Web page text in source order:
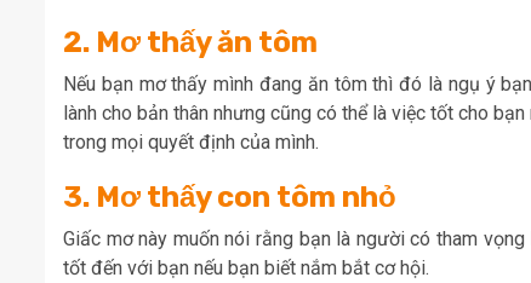
2. Mơ thấy ăn tôm
Nếu bạn mơ thấy mình đang ăn tôm thì đó là ngụ ý
lành cho bản thân nhưng cũng có thể là việc tốt cho
trong mọi quyết định của mình.
3. Mơ thấy con tôm nhỏ
Giấc mơ này muốn nói rằng bạn là người có tham
tốt đến với bạn nếu bạn biết nắm bắt cơ hội.